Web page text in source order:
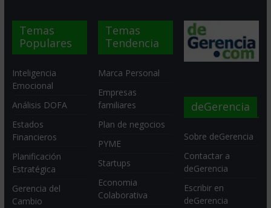
Temas
Populares
Inteligencia
Emocional
Análisis DOFA
Estados
Financieros
Planificación
Estratégica
Gerencia del
Cambio
Temas
Tendencia
Marca Personal
Empresas
familiares
Plan de negocios
PYME
Startups
Economia
Colaborativa
deGerencia
Sobre deGerencia
Contactar a
deGerencia
Escribir en
deGerencia